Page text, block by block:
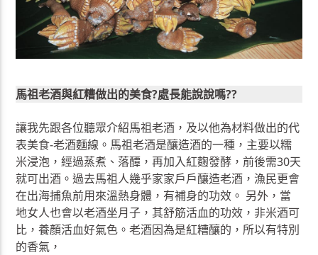
馬祖老酒與紅糟做出的美食?處長能說說嗎??
讓我先跟各位聽眾介紹馬祖老酒，及以他為材料做出的代
表美食-老酒麵線。馬祖老酒是釀造酒的一種，主要以糯
米浸泡，經過蒸煮、落醰，再加入紅麴發酵，前後需30天
就可出酒。過去馬祖人幾乎家家戶戶釀造老酒，漁民更會
在出海捕魚前用來溫熱身體，有補身的功效。 另外，當
地女人也會以老酒坐月子，其舒筋活血的功效，非米酒可
比，養顏活血好氣色。老酒因為是紅糟釀的，所以有特別
的香氣，